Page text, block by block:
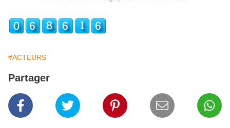
#ACTEURS
Partager